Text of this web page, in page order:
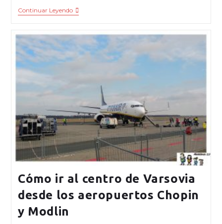
Continuar Leyendo
Cómo ir al centro de Varsovia
desde los aeropuertos Chopin
y Modlin